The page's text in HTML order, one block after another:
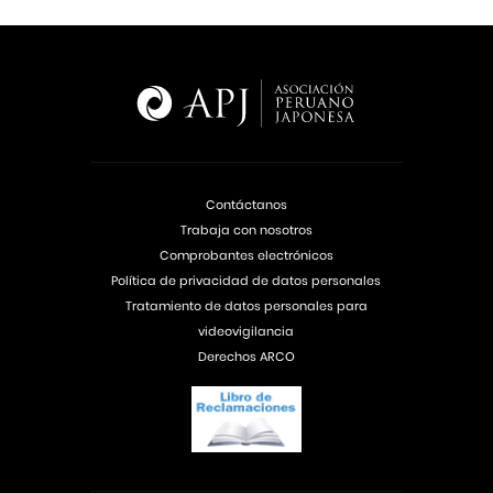
Contáctanos
Trabaja con nosotros
Comprobantes electrónicos
Política de privacidad de datos personales
Tratamiento de datos personales para
videovigilancia
Derechos ARCO